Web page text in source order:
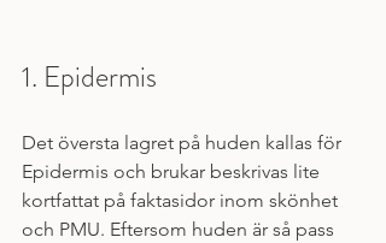
1. Epidermis
Det översta lagret på huden kallas för
Epidermis och brukar beskrivas lite
kortfattat på faktasidor inom skönhet
och PMU. Eftersom huden är så pass